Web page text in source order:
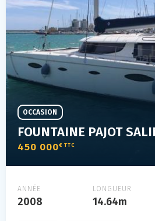
450 000€ TTC
OCCASION
ANNÉE
2008
LONGUEUR
14.64m